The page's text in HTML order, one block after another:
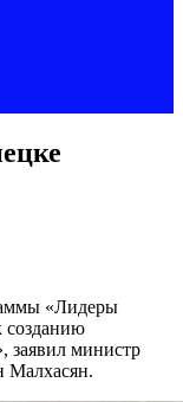
«Лидеры
созданию
заявил министр
Малхасян.